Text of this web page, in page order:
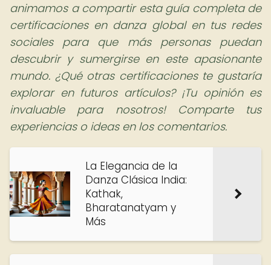
animamos a compartir esta guía completa de
certificaciones en danza global en tus redes
sociales para que más personas puedan
descubrir y sumergirse en este apasionante
mundo. ¿Qué otras certificaciones te gustaría
explorar en futuros artículos? ¡Tu opinión es
invaluable para nosotros! Comparte tus
experiencias o ideas en los comentarios.
La Elegancia de la
Danza Clásica India:
Kathak,
Bharatanatyam y
Más